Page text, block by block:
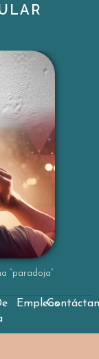
“paradoja”
Empleos